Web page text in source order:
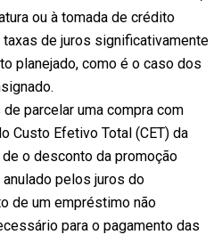
ou à tomada de crédito
de juros significativamente
planejado, como é o caso dos
parcelar uma compra com
Custo Efetivo Total (CET) da
o desconto da promoção
pelos juros do
de um empréstimo não
para o pagamento das